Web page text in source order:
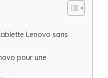
Lenovo sans
pour une